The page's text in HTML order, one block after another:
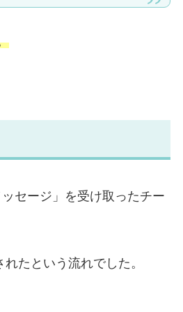
セージ」を受け取ったチー
たという流れでした。